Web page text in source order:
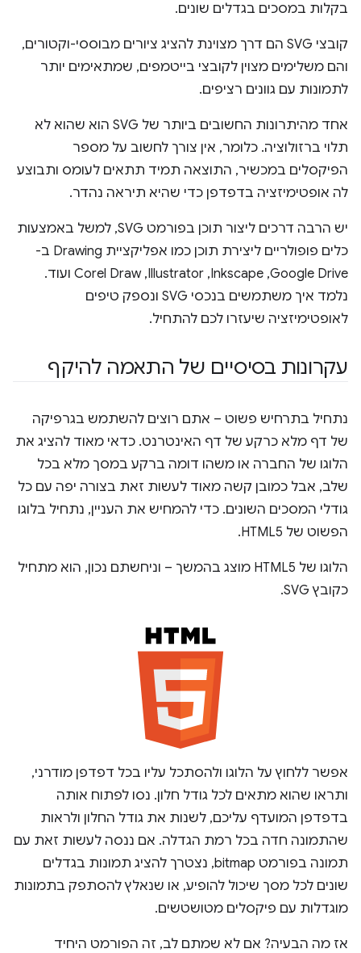
בקלות במסכים בגדלים שונים.
קובצי SVG הם דרך מצוינת להציג ציורים מבוססי-וקטורים,
והם משלימים מצוין לקובצי בייטמפים, שמתאימים יותר
לתמונות עם גוונים רציפים.
אחד מהיתרונות החשובים ביותר של SVG הוא שהוא לא
תלוי ברזולוציה. כלומר, אין צורך לחשוב על מספר
הפיקסלים במכשיר, התוצאה תמיד תתאים לעומס ותבוצע
לה אופטימיזציה בדפדפן כדי שהיא תיראה נהדר.
יש הרבה דרכים ליצור תוכן בפורמט SVG, למשל באמצעות
כלים פופולריים ליצירת תוכן כמו אפליקציית Drawing ב-
Google Drive,‏ Inkscape,‏ Illustrator,‏ Corel Draw ועוד.
נלמד איך משתמשים בנכסי SVG ונספק טיפים
לאופטימיזציה שיעזרו לכם להתחיל.
עקרונות בסיסיים של התאמה להיקף
נתחיל בתרחיש פשוט – אתם רוצים להשתמש בגרפיקה
של דף מלא כרקע של דף האינטרנט. כדאי מאוד להציג את
הלוגו של החברה או משהו דומה ברקע במסך מלא בכל
שלב, אבל כמובן קשה מאוד לעשות זאת בצורה יפה עם כל
גודלי המסכים השונים. כדי להמחיש את העניין, נתחיל בלוגו
הפשוט של HTML5.
הלוגו של HTML5 מוצג בהמשך – וניחשתם נכון, הוא מתחיל
כקובץ SVG.
אפשר ללחוץ על הלוגו ולהסתכל עליו בכל דפדפן מודרני,
ותראו שהוא מתאים לכל גודל חלון. נסו לפתוח אותה
בדפדפן המועדף עליכם, לשנות את גודל החלון ולראות
שהתמונה חדה בכל רמת הגדלה. אם ננסה לעשות זאת עם
תמונה בפורמט bitmap, נצטרך להציג תמונות בגדלים
שונים לכל מסך שיכול להופיע, או שנאלץ להסתפק בתמונות
מוגדלות עם פיקסלים מטושטשים.
אז מה הבעיה? אם לא שמתם לב, זה הפורמט היחיד